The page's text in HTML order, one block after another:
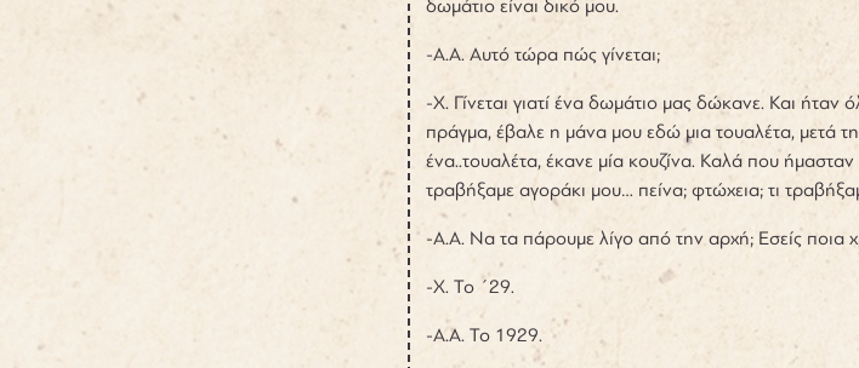
δωμάτιο είναι δικό μου.
-Α.Α. Αυτό τώρα πώς γίνεται;
-Χ. Γίνεται γιατί ένα δωμάτιο μας δώκανε. Και
πράγμα, έβαλε η μάνα μου εδώ μια τουαλέτα, μετά
ένα..τουαλέτα, έκανε μία κουζίνα. Καλά που
τραβήξαμε αγοράκι μου… πείνα; φτώχεια; τι
-Α.Α. Να τα πάρουμε λίγο από την αρχή; Εσείς ποια
-Χ. Το ΄29.
-Α.Α. Το 1929.